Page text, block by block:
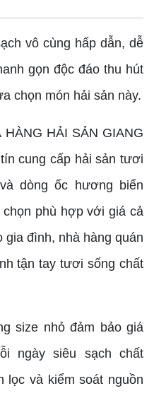
vô cùng hấp dẫn, dễ
gọn độc đáo thu hút
chọn món hải sản này.
HẢI SẢN GIANG
cung cấp hải sản tươi
dòng ốc hương biển
phù hợp với giá cả
đình, nhà hàng quán
tận tay tươi sống chất
size nhỏ đảm bảo giá
ngày siêu sạch chất
lọc và kiểm soát nguồn